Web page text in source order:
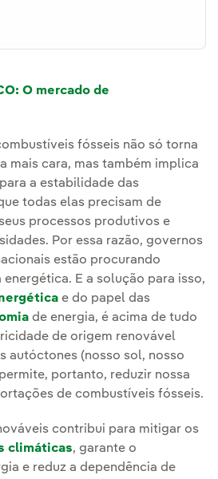
O mercado de
fósseis não só torna
mais cara, mas também implica
a estabilidade das
todas elas precisam de
processos produtivos e
Por essa razão, governos
estão procurando
E a solução para isso,
e do papel das
de energia, é acima de tudo
de origem renovável
autóctones (nosso sol, nosso
portanto, reduzir nossa
de combustíveis fósseis.
contribui para mitigar os
climáticas, garante o
e reduz a dependência de